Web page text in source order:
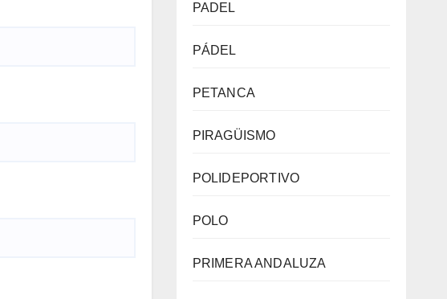
PADEL
PÁDEL
PETANCA
PIRAGÜISMO
POLIDEPORTIVO
POLO
PRIMERA ANDALUZA